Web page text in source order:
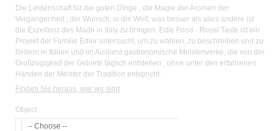
Die Leidenschaft für die guten Dinge , die Magie der Aromen der
Vergangenheit , der Wunsch, in die Welt, was besser als alles andere ist
die Exzellenz des Made in Italy zu bringen. Edle Food - Royal Taste ist ein
Projekt der Familie Edler untersucht, um zu wählen, zu beschreiben und zu
fördern in Italien und im Ausland gastronomische Meisterwerke, die von der
Großzügigkeit der Gebiete täglich entstehen , ohne unter den erfahrenen
Händen der Meister der Tradition entspricht .
Finden Sie heraus, wer wir sind
Object
-- Choose --